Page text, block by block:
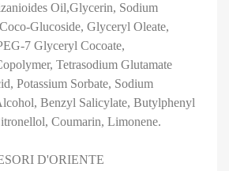
Oil,Glycerin, Sodium
Glucoside, Glyceryl Oleate,
7 Glyceryl Cocoate,
Tetrasodium Glutamate
Potassium Sorbate, Sodium
Benzyl Salicylate, Butylphenyl
Coumarin, Limonene.
D'ORIENTE